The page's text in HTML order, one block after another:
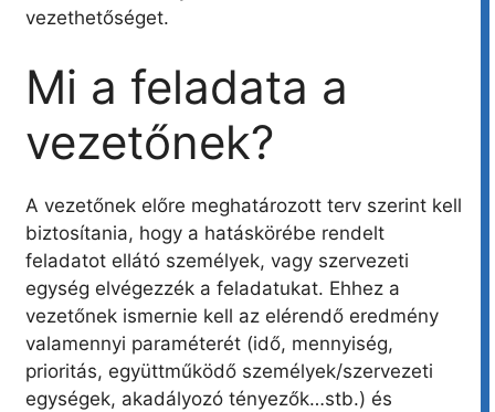
vezethetőséget.
Mi a feladata a
vezetőnek?
A vezetőnek előre meghatározott terv szerint kell
biztosítania, hogy a hatáskörébe rendelt
feladatot ellátó személyek, vagy szervezeti
egység elvégezzék a feladatukat. Ehhez a
vezetőnek ismernie kell az elérendő eredmény
valamennyi paraméterét (idő, mennyiség,
prioritás, együttműködő személyek/szervezeti
egységek, akadályozó tényezők…stb.) és